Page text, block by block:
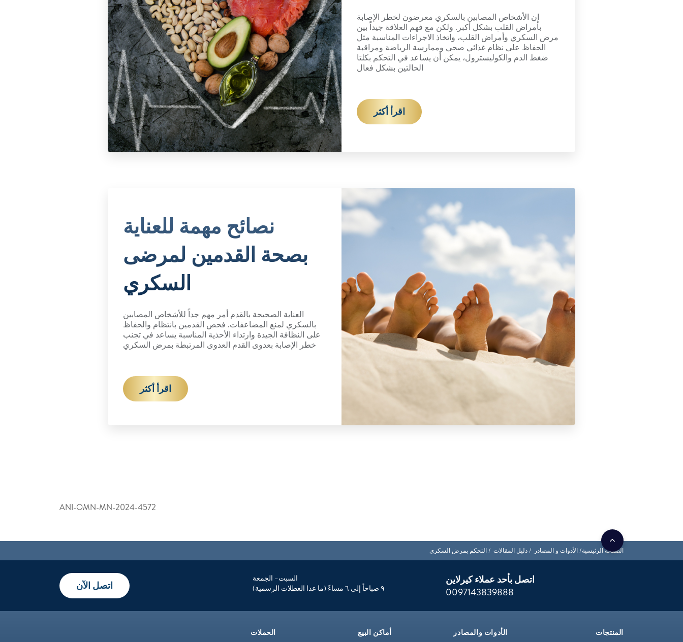
إن الأشخاص المصابين بالسكري معرضون لخطر الإصابة
بأمراض القلب بشكل أكبر. ولكن مع فهم العلاقة جيداً بين
مرض السكري وأمراض القلب، واتخاذ الاجراءات المناسبة مثل
الحفاظ على نظام غذائي صحي وممارسة الرياضة ومراقبة
ضغط الدم والكوليسترول، يمكن أن يساعد في التحكم بكلتا
الحالتين بشكل فعال
اقرأ أكثر
نصائح مهمة للعناية
بصحة القدمين لمرضى
السكري
العناية الصحيحة بالقدم أمر مهم جداً للأشخاص المصابين
بالسكري لمنع المضاعفات. فحص القدمين بانتظام والحفاظ
على النظافة الجيدة وارتداء الأحذية المناسبة يساعد في تجنب
خطر الإصابة بعدوى القدم العدوى المرتبطة بمرض السكري
اقرأ أكثر
ANI-OMN-MN-2024-4572
الصفحة الرئيسية الأدوات و المصادر دليل المقالات التحكم بمرض السكري
اتصل بأحد عملاء كيرلاين
0097143839888
السبت– الجمعة
٩ صباحاً إلى ٦ مساءً (ما عدا العطلات الرسمية)
اتصل الآن
المنتجات الأدوات والمصادر أماكن البيع الحملات